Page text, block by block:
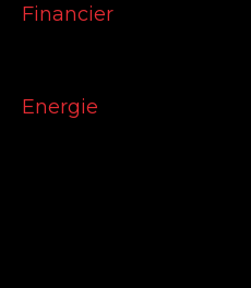
Financier
Energie